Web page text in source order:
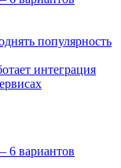
популярность
интеграция
6 вариантов